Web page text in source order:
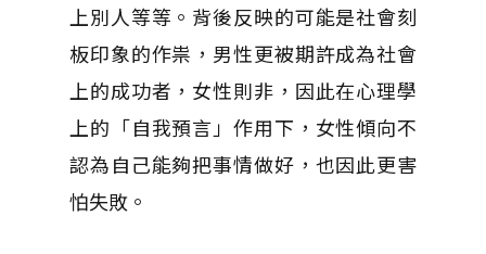
上別人等等。背後反映的可能是社會刻
板印象的作祟，男性更被期許成為社會
上的成功者，女性則非，因此在心理學
上的「自我預言」作用下，女性傾向不
認為自己能夠把事情做好，也因此更害
怕失敗。